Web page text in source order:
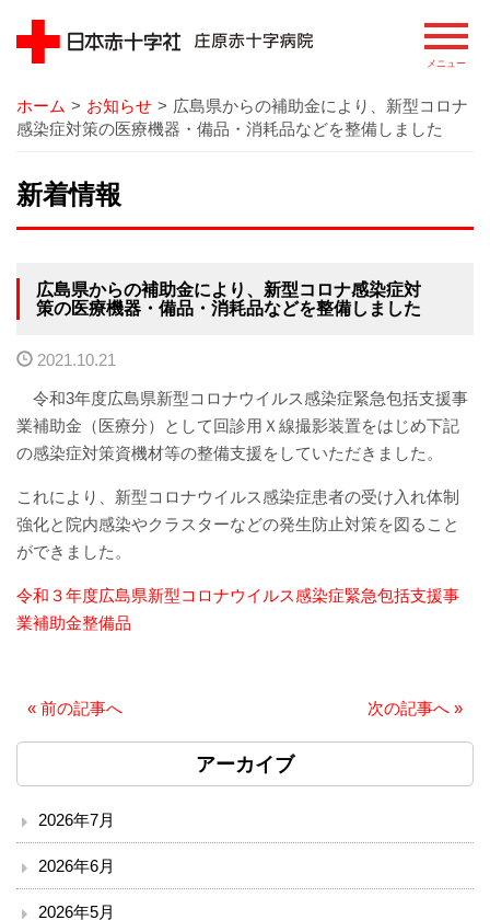
病院
基本理念
患者さまの権利
病院のあゆみ
病院の特徴
赤十字について
院内掲示
経営指標（統計）
病院機能評価
プライバシーポリシー
ホーム > お知らせ > 広島県からの補助金により、新型コロナ
感染症対策の医療機器・備品・消耗品などを整備しました
新着情報
広島県からの補助金により、新型コロナ感染症対
策の医療機器・備品・消耗品などを整備しました
2021.10.21
令和3年度広島県新型コロナウイルス感染症緊急包括支援事
業補助金（医療分）として回診用Ｘ線撮影装置をはじめ下記
の感染症対策資機材等の整備支援をしていただきました。
これにより、新型コロナウイルス感染症患者の受け入れ体制
強化と院内感染やクラスターなどの発生防止対策を図ること
ができました。
令和３年度広島県新型コロナウイルス感染症緊急包括支援事
業補助金整備品
« 前の記事へ 次の記事へ »
アーカイブ
2026年7月
2026年6月
2026年5月